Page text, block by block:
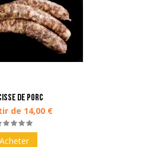
de porc
de 14,00 €
Acheter